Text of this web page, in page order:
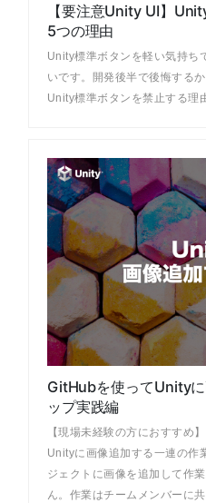
【要注意Unity UI】
5つの理由
Unity標準ボタンを軽い気持ち
いです。開発後半で後悔する
Unity標準ボタンを禁止する理
GitHubを使ってUnity
ップ実践編
【現場未経験の方におすすめ
Unityに画像追加する一連の作
ジェクトに画像を追加して作
ん。作業はチームメンバーに